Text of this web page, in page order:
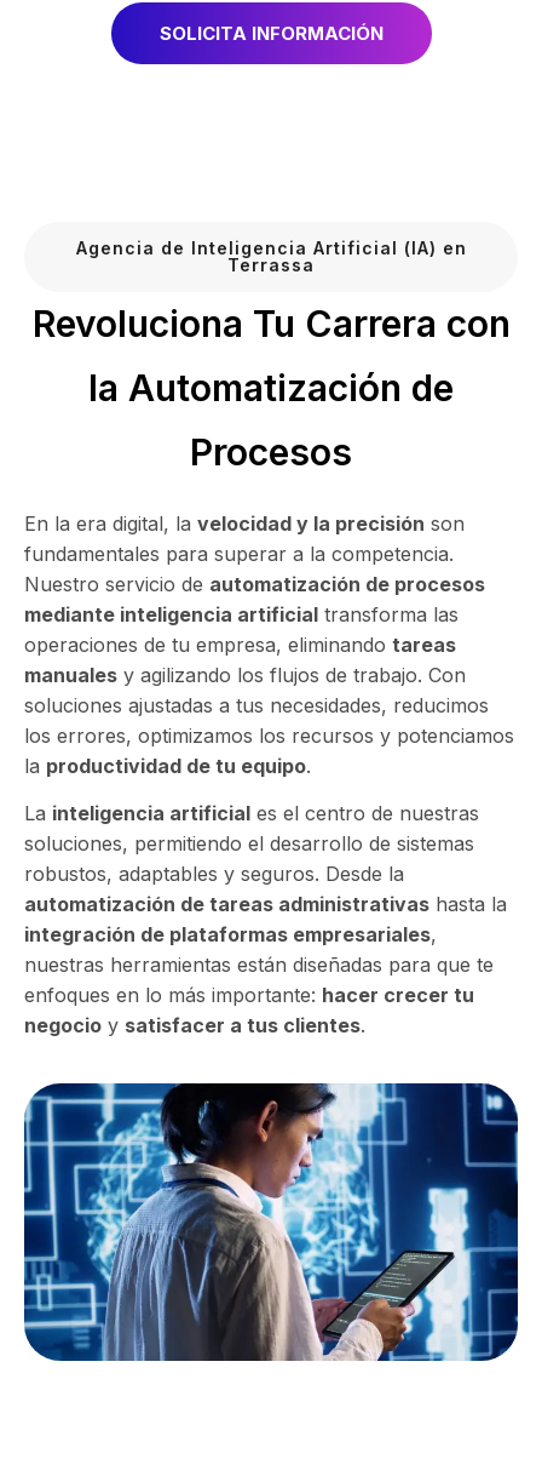
SOLICITA INFORMACIÓN
Agencia de Inteligencia Artificial (IA) en
Terrassa
Revoluciona Tu Carrera con
la Automatización de
Procesos
En la era digital, la velocidad y la precisión son
fundamentales para superar a la competencia.
Nuestro servicio de automatización de procesos
mediante inteligencia artificial transforma las
operaciones de tu empresa, eliminando tareas
manuales y agilizando los flujos de trabajo. Con
soluciones ajustadas a tus necesidades, reducimos
los errores, optimizamos los recursos y potenciamos
la productividad de tu equipo.
La inteligencia artificial es el centro de nuestras
soluciones, permitiendo el desarrollo de sistemas
robustos, adaptables y seguros. Desde la
automatización de tareas administrativas hasta la
integración de plataformas empresariales,
nuestras herramientas están diseñadas para que te
enfoques en lo más importante: hacer crecer tu
negocio y satisfacer a tus clientes.